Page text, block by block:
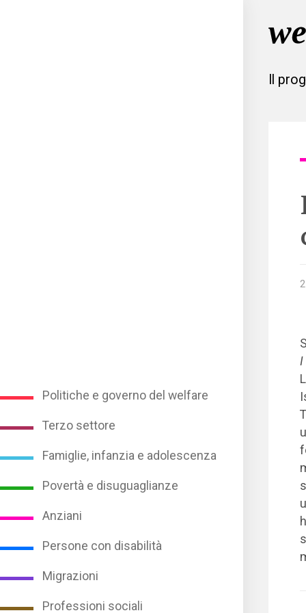
Politiche e governo del welfare
Terzo settore
Famiglie, infanzia e adolescenza
Povertà e disuguaglianze
Anziani
Persone con disabilità
Migrazioni
Professioni sociali
Il
I